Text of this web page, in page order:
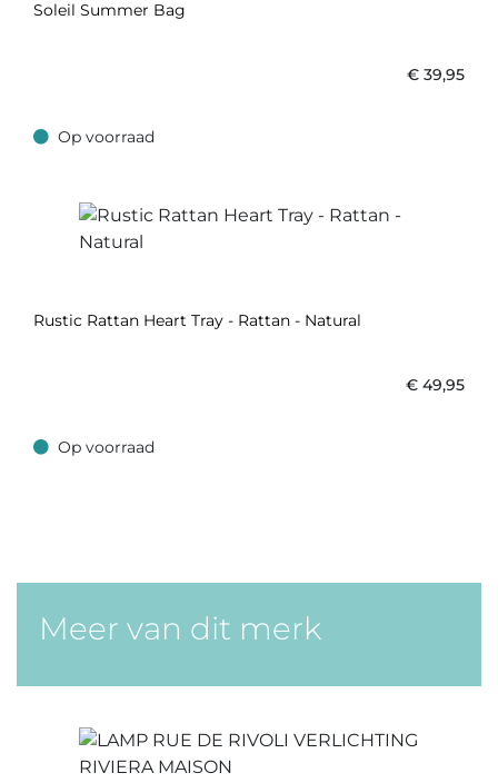
Soleil Summer Bag
€ 39,95
Op voorraad
Op voorraad
Rustic Rattan Heart Tray - Rattan - Natural
€ 49,95
Op voorraad
Op voorraad
Meer van dit merk